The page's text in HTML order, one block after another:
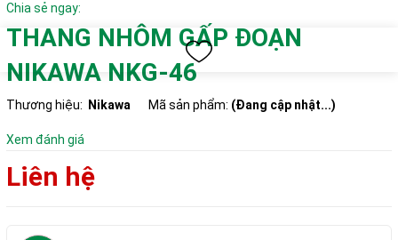
Chia sẻ ngay:
THANG NHÔM GẤP ĐOẠN
NIKAWA NKG-46
Thương hiệu: Nikawa Mã sản phẩm: (Đang cập nhật...)
Xem đánh giá
Liên hệ